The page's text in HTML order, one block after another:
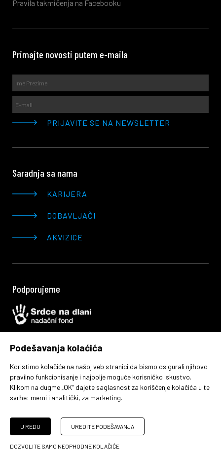
Podešavanja kolaćića
Koristimo kolačiće na našoj veb stranici da bismo osigurali njiһovo
pravilno funkcionisanje i najbolje moguće korisničko iskustvo.
Klikom na dugme „OK“ dajete saglasnost za korišćenje kolačića u te
svrһe: merni i analitički, za marketing.
U REDU UREDITE PODEŠAVANJA
DOZVOLITE SAMO NEOPHODNE KOLAČIĆE
Pravila takmičenja na Facebooku
Primajte novosti putem e-maila
Saradnja sa nama
KARIJERA
DOBAVLJAČI
AKVIZICE
Podporujeme
member of
by JellyPot
Podešavanje kolačića